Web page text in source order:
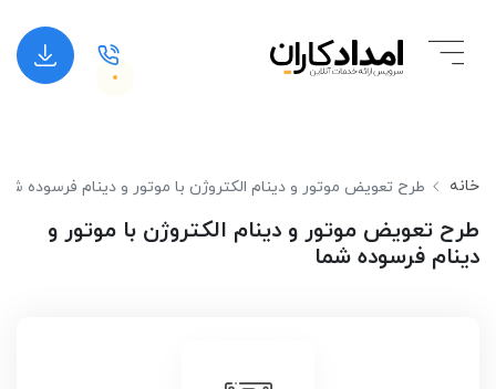
خانه طرح تعویض موتور و دینام الکتروژن با موتور و دینام فرسوده
طرح تعویض موتور و دینام الکتروژن با موتور و
دینام فرسوده شما